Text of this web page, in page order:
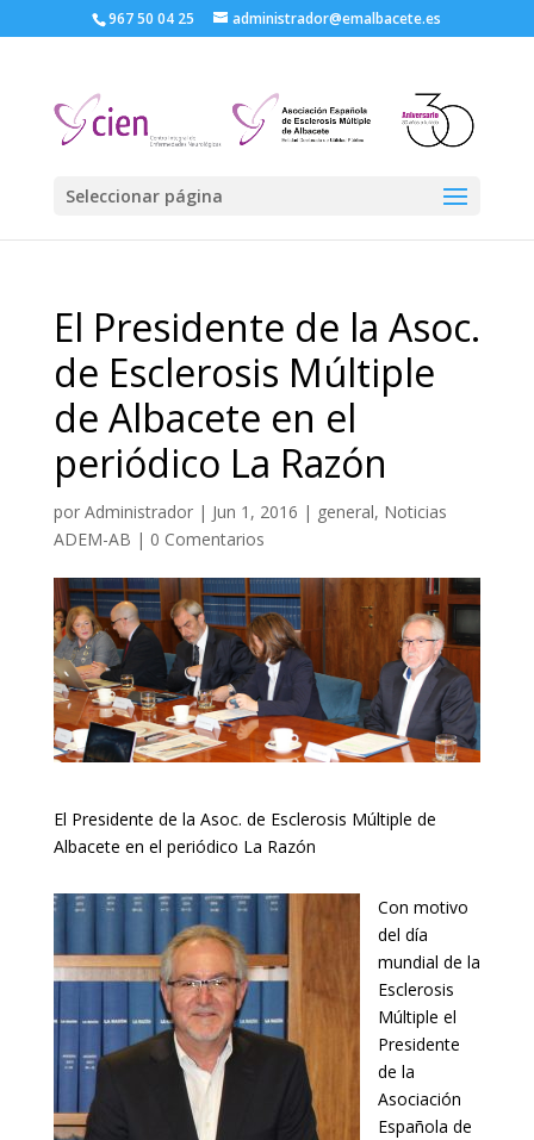
967 50 04 25 administrador@emalbacete.es
Seleccionar página
El Presidente de la Asoc.
de Esclerosis Múltiple
de Albacete en el
periódico La Razón
por Administrador| Jun 1, 2016 | general, Noticias
ADEM-AB | 0 Comentarios
El Presidente de la Asoc. de Esclerosis Múltiple de
Albacete en el periódico La Razón
Con motivo
del día
mundial de la
Esclerosis
Múltiple el
Presidente
de la
Asociación
Española de